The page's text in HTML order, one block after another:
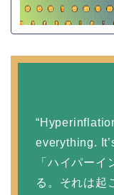
everything.
「ハイパーイ
る。それは起